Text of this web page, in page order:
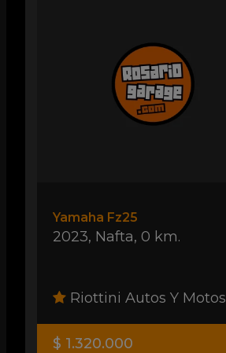
Yamaha Fz25
2023, Nafta, 0 km.
Riottini Autos Y Motos
$ 1.320.000